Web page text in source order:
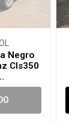
Negro
Cls350